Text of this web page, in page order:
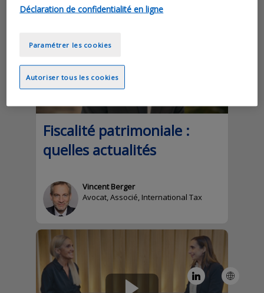
Fiscalité patrimoniale :
quelles actualités
VB Vincent Berger
Avocat, Associé, International Tax
Déclaration de confidentialité en ligne
Autoriser tous les cookies
Paramétrer les cookies